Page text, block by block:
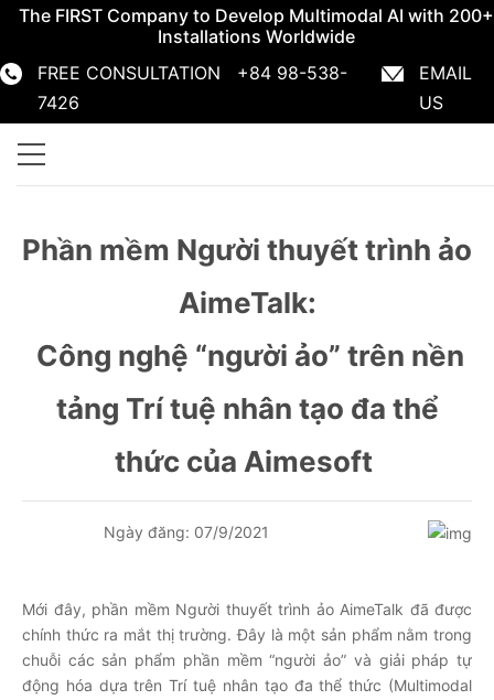
The FIRST Company to Develop Multimodal AI with 200+
Installations Worldwide
FREE CONSULTATION +84 98-538-
7426
EMAIL
US
+84 98-538-7426 info@aimesoft.com
Phần mềm Người thuyết trình ảo
AimeTalk:
Công nghệ “người ảo” trên nền
tảng Trí tuệ nhân tạo đa thể
thức của Aimesoft
Ngày đăng: 07/9/2021
Mới đây, phần mềm Người thuyết trình ảo AimeTalk đã được
chính thức ra mắt thị trường. Đây là một sản phẩm nằm trong
chuỗi các sản phẩm phần mềm “người ảo” và giải pháp tự
động hóa dựa trên Trí tuệ nhân tạo đa thể thức (Multimodal